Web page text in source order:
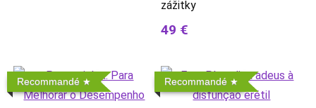
zážitky
49 €
Recommandé Recommandé